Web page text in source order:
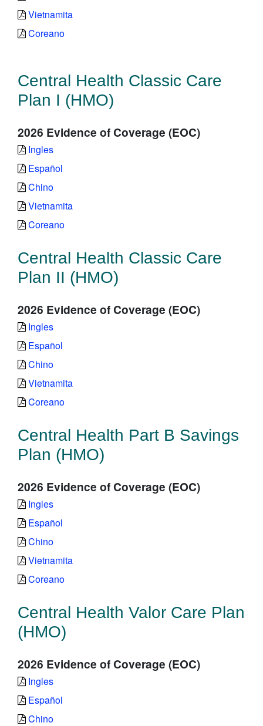
Vietnamita
Coreano
Central Health Classic Care
Plan I (HMO)
2026 Evidence of Coverage (EOC)
Ingles
Español
Chino
Vietnamita
Coreano
Central Health Classic Care
Plan II (HMO)
2026 Evidence of Coverage (EOC)
Ingles
Español
Chino
Vietnamita
Coreano
Central Health Part B Savings
Plan (HMO)
2026 Evidence of Coverage (EOC)
Ingles
Español
Chino
Vietnamita
Coreano
Central Health Valor Care Plan
(HMO)
2026 Evidence of Coverage (EOC)
Ingles
Español
Chino